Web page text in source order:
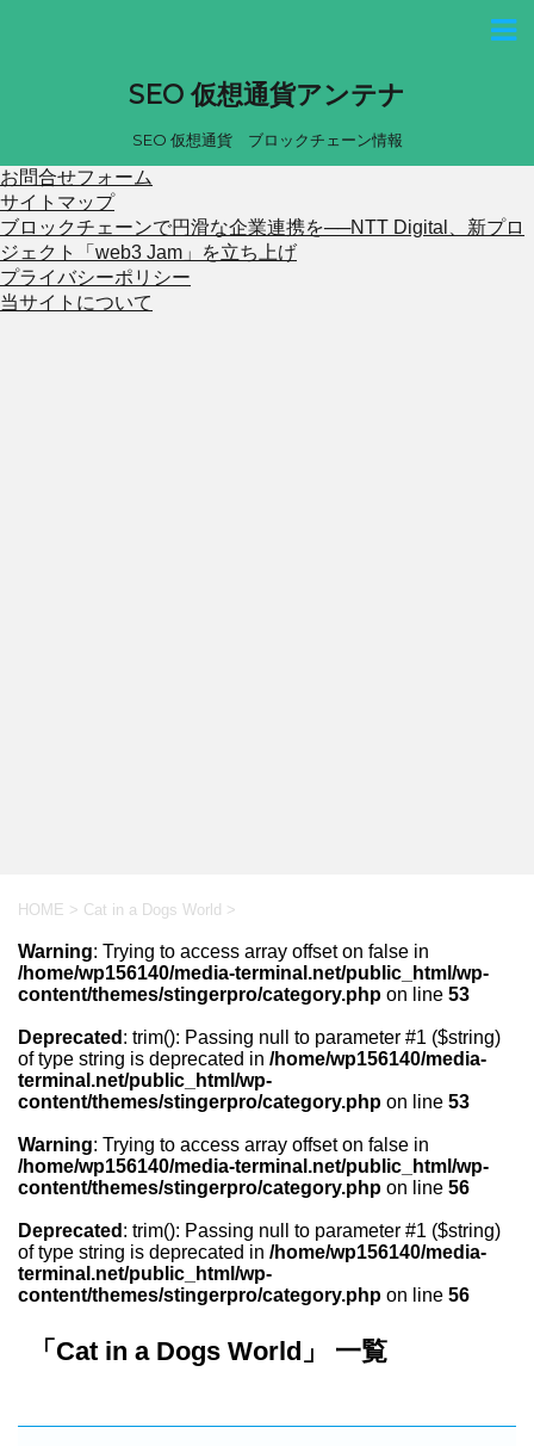
SEO 仮想通貨アンテナ
SEO 仮想通貨 ブロックチェーン情報
お問合せフォーム
サイトマップ
ブロックチェーンで円滑な企業連携を──NTT Digital、新プロ
ジェクト「web3 Jam」を立ち上げ
プライバシーポリシー
当サイトについて
HOME > Cat in a Dogs World >
Warning: Trying to access array offset on false in
/home/wp156140/media-terminal.net/public_html/wp-
content/themes/stingerpro/category.php on line 53
Deprecated : trim(): Passing null to parameter #1 ($string)
of type string is deprecated in /home/wp156140/media-
terminal.net/public_html/wp-
content/themes/stingerpro/category.php on line 53
Warning: Trying to access array offset on false in
/home/wp156140/media-terminal.net/public_html/wp-
content/themes/stingerpro/category.php on line 56
Deprecated : trim(): Passing null to parameter #1 ($string)
of type string is deprecated in /home/wp156140/media-
terminal.net/public_html/wp-
content/themes/stingerpro/category.php on line 56
「Cat in a Dogs World」 一覧